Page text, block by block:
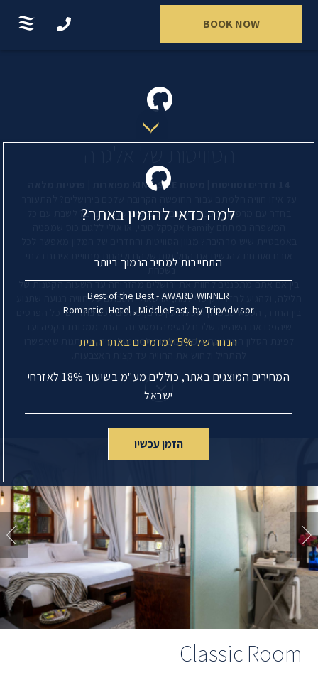
למה כדאי להזמין באתר?
התחייבות למחיר הנמוך ביותר
Best of the Best - AWARD WINNER
Romantic Hotel , Middle East. by TripAdvisor
הנחה של 5% למזמינים באתר הבית
המחירים המוצגים באתר, כוללים מע"מ בשיעור 18% לאזרחי
ישראל
הזמן עכשיו
BOOK NOW
בחדר עם מרפסת מפנקת שטובלת בנופים של עין כרם? לשבת עם כל
המשפחה במתחם Family אקסקלוסיבי, או אולי ללגום כוס שמפניה
אורח ואורחת להגשים את החלומות שלהם וליהנות מחוויית אירוח בלתי
נשכחת.
בין אם אתם מתכננים לחוות את ירושלים מהזריחה עד השעות הקטנות של
הלילה, ולהגיע לחדר רק כדי לנוח, או שאולי חשבתם על חוויה רגועה שתנוע
בין החדר, הספא שבמלון ושכונת עין כרם, מחכים לכם בחדרים כל הפרטים
שיהפכו את השהייה שלכם לנעימה ומטעינה - החל ממכונת הקפה ועד
לפינת הסלון המרגיעה. אפילו מצפות לכם נעלי בית ממותגות שיאפשרו
Classic Room